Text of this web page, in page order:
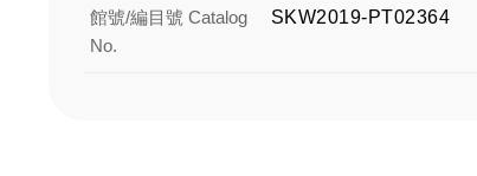
館號/編目號 Catalog
No.
SKW2019-PT02364